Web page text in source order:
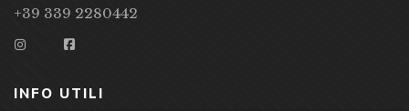
+39 339 2280442
INFO UTILI